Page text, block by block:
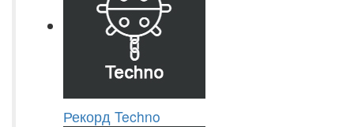
Рекорд Techno